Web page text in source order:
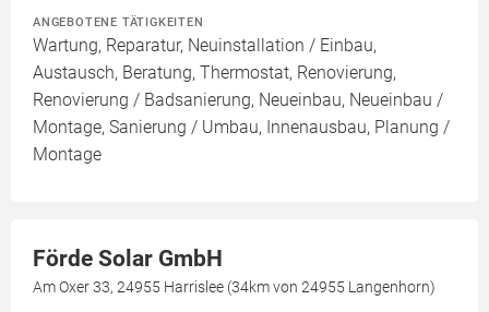
ANGEBOTENE TÄTIGKEITEN
Wartung, Reparatur, Neuinstallation / Einbau,
Austausch, Beratung, Thermostat, Renovierung,
Renovierung / Badsanierung, Neueinbau, Neueinbau /
Montage, Sanierung / Umbau, Innenausbau, Planung /
Montage
Förde Solar GmbH
Am Oxer 33, 24955 Harrislee (34km von 24955 Langenhorn)